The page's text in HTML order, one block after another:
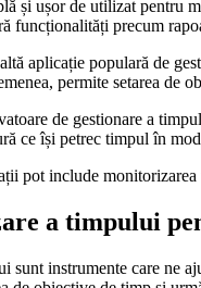
și ușor de utilizat pentru
funcționalități precum
aplicație populară de
permite setarea de
de gestionare a
ce își petrec timpul în
pot include
a timpului
instrumente care ne